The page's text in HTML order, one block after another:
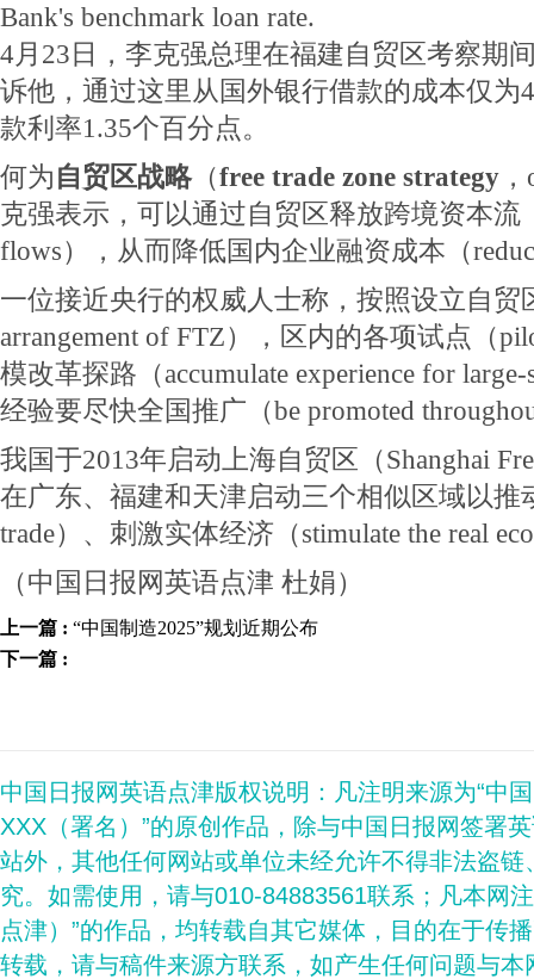
Bank's benchmark loan rate.
4月23日，李克强总理在福建自贸区考察期
诉他，通过这里从国外银行借款的成本仅为
款利率1.35个百分点。
何为自贸区战略（free trade zone strategy
克强表示，可以通过自贸区释放跨境资本流
flows），从而降低国内企业融资成本（
一位接近央行的权威人士称，按照设立自贸
arrangement of FTZ），区内的各项试点（
模改革探路（accumulate experience for
经验要尽快全国推广（be promoted
我国于2013年启动上海自贸区（Shanghai
在广东、福建和天津启动三个相似区域以推
trade）、刺激实体经济（stimulate the real
（中国日报网英语点津 杜娟）
上一篇 : “中国制造2025”规划近期公布
下一篇 :
中国日报网英语点津版权说明：凡注明来源为“中
XXX（署名）”的原创作品，除与中国日报网签署
站外，其他任何网站或单位未经允许不得非法盗
究。如需使用，请与010-84883561联系；凡本网
点津）”的作品，均转载自其它媒体，目的在于传
转载，请与稿件来源方联系，如产生任何问题与